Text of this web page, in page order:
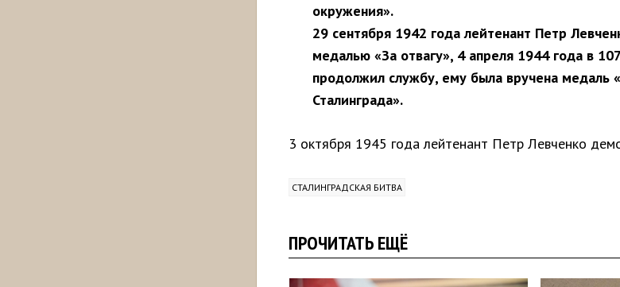
окружения».
29 сентября 1942 года лейтенант Петр
медалью «За отвагу», 4 апреля 1944 года в
продолжил службу, ему была вручена медаль
Сталинграда».
3 октября 1945 года лейтенант Петр Левченко
СТАЛИНГРАДСКАЯ БИТВА
ПРОЧИТАТЬ ЕЩЁ